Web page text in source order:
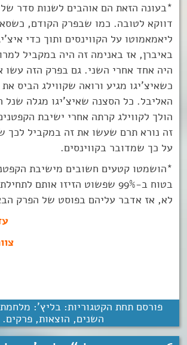
*בעונה הזאת הם אוהבים לשנות סדר
דווקא לטובה. כמו שבפרק הקודם,
ליאמאמוטו על הקווינסים ותוך כדי
באיברן, אז באנימה זה היה במקביל
היה אחד אחרי השני. גם בפרק הזה עשו
כשאיצ’יגו מגיע ורואה שקווילג הביס
האליבל. כל הסצנה שאיצ’יגו מגלה שנל
הולך לקווילג קרתה אחרי ישיבת
זה נורא תרם שעשו את זה במקביל לכך
על כך שמדובר בקווינסים.
*הושמטו קטעים חשובים מישיבת
בטוח ב-99% שפשוט הזיזו אותם
לא, אז אדבר עליהם בפוסט של הפרק
פורסם תחת הקטגוריות: בליץ':
השנים, הוצאות, פרקים.